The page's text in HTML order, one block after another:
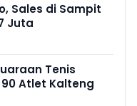
Sales di Sampit
Juta
Tenis
Atlet Kalteng